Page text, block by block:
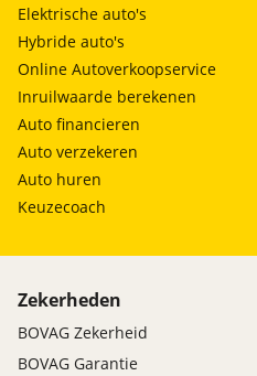
Elektrische auto's
Hybride auto's
Online Autoverkoopservice
Inruilwaarde berekenen
Auto financieren
Auto verzekeren
Auto huren
Keuzecoach
Zekerheden
BOVAG Zekerheid
BOVAG Garantie